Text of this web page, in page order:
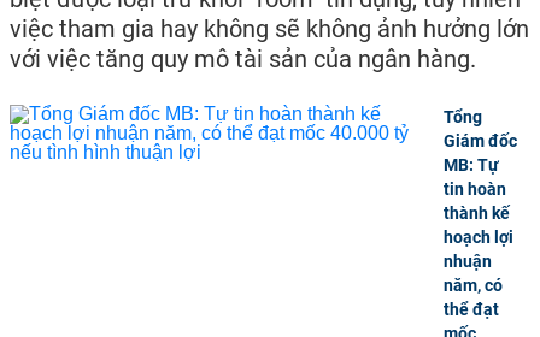
việc tham gia hay không sẽ không ảnh hưởng lớn
với việc tăng quy mô tài sản của ngân hàng.
Tổng
Giám đốc
MB: Tự
tin hoàn
thành kế
hoạch lợi
nhuận
năm, có
thể đạt
mốc